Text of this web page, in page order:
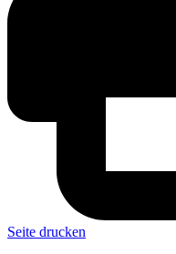
Seite drucken